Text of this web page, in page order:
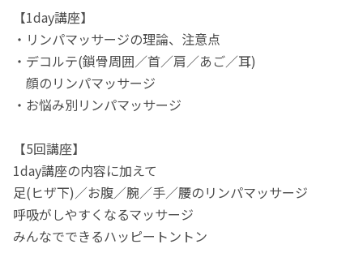
【1day講座】
・リンパマッサージの理論、注意点
・デコルテ(鎖骨周囲／首／肩／あご／耳)
顔のリンパマッサージ
・お悩み別リンパマッサージ
【5回講座】
1day講座の内容に加えて
足(ヒザ下)／お腹／腕／手／腰のリンパマッサージ
呼吸がしやすくなるマッサージ
みんなでできるハッピートントン